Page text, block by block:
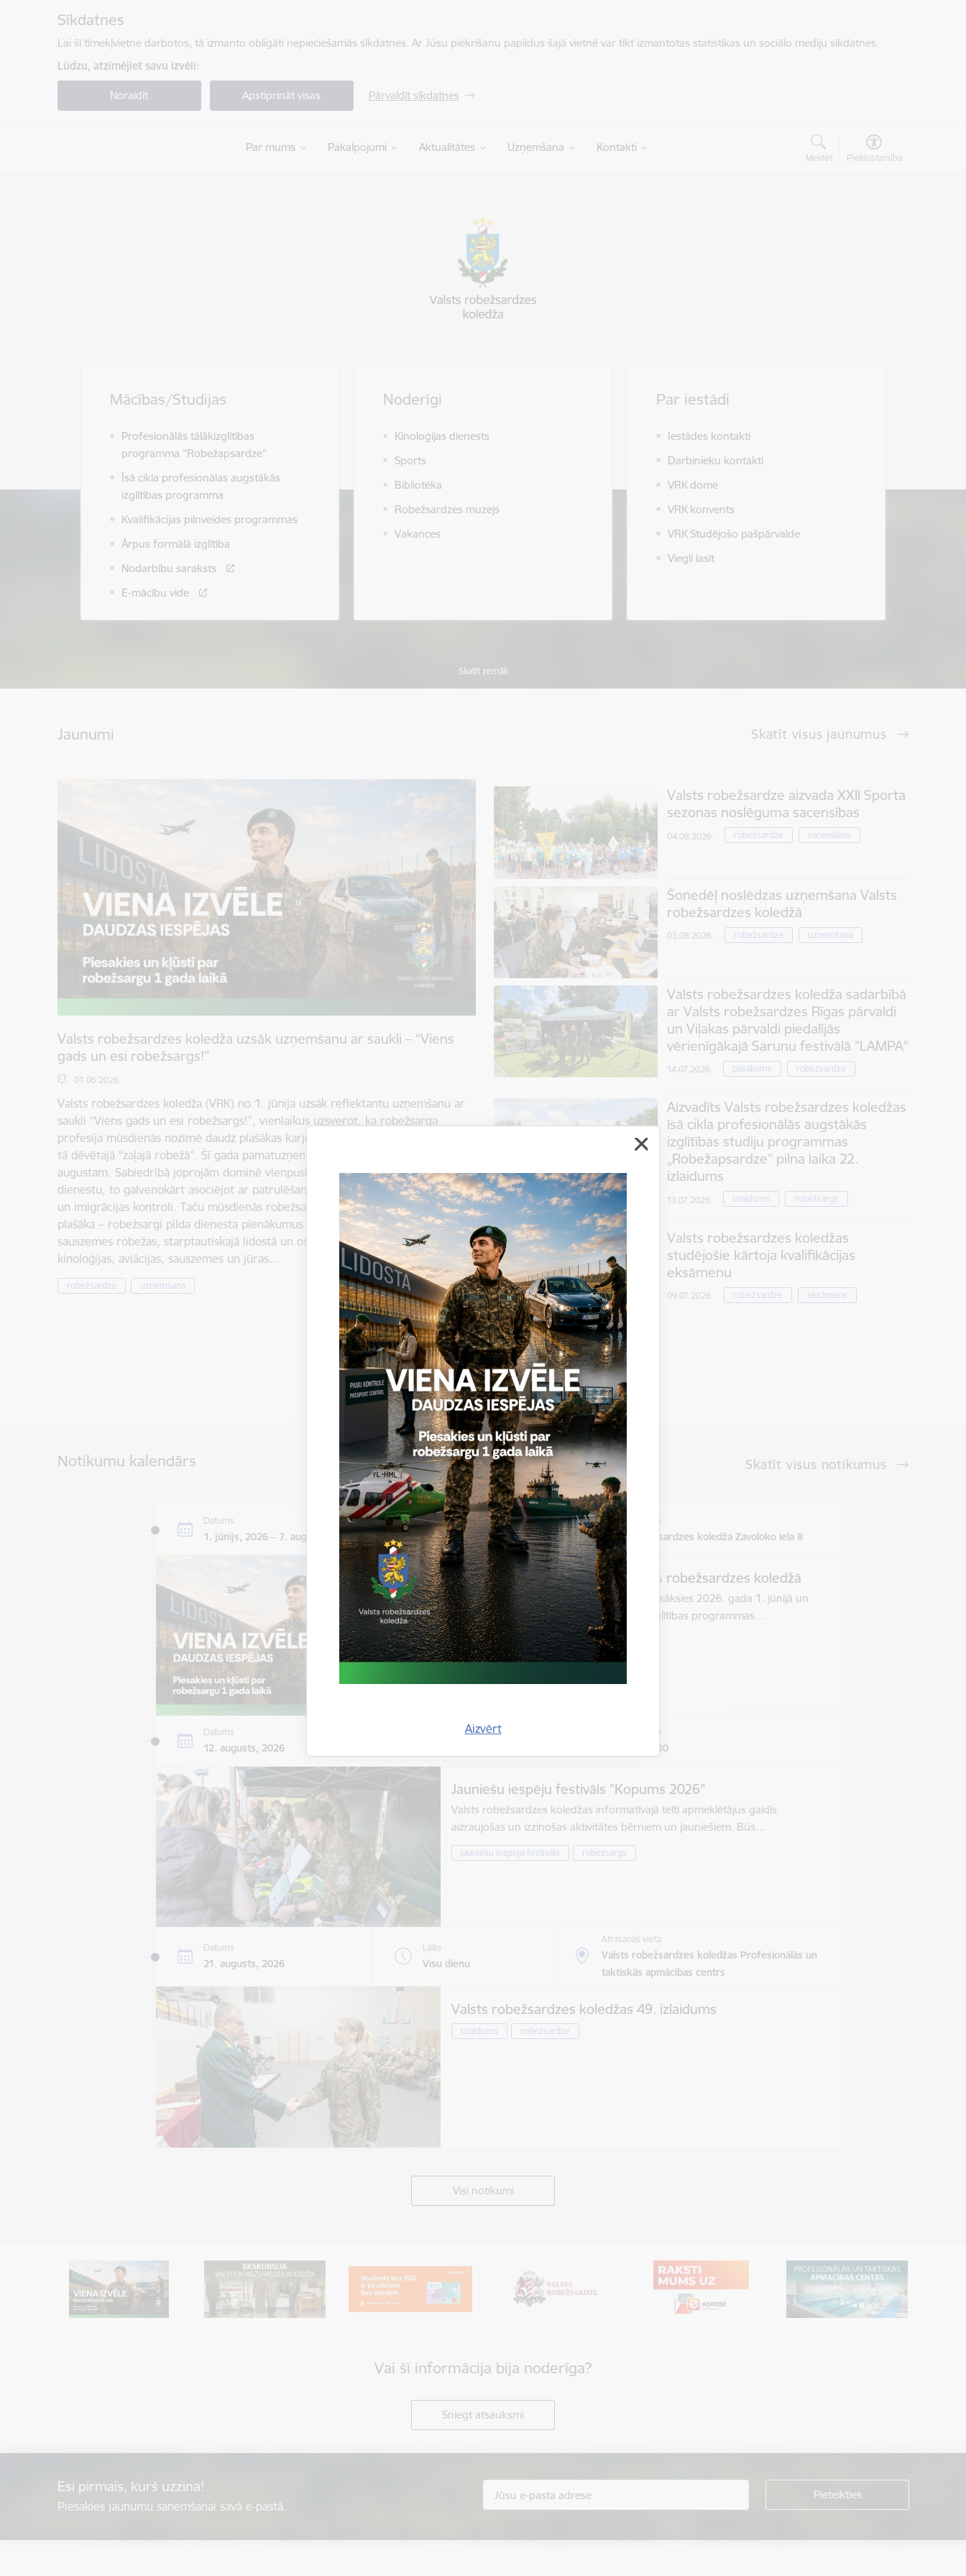
Sīkdatnes
Lai šī tīmekļvietne darbotos, tā izmanto obligāti nepieciešamās sīkdatnes. Ar Jūsu piekrišanu papildus šajā vietnē var tikt izmantotas statistikas un sociālo mediju sīkdatnes.
Lūdzu, atzīmējiet savu izvēli:
Noraidīt Apstiprināt visas Pārvaldīt sīkdatnes
Par mums Pakalpojumi Aktualitātes Uzņemšana Kontakti
Meklēt Piekļūstamība
Aizvērt
Mācības/Studijas
Profesionālās tālākizglītības
programma "Robežapsardze”
Īsā cikla profesionālas augstākās
izglītības programma
Kvalifikācijas pilnveides programmas
Ārpus formālā izglītība
Nodarbību saraksts
E-mācību vide
Noderīgi
Kinoloģijas dienests
Sports
Bibliotēka
Robežsardzes muzejs
Vakances
Par iestādi
Iestādes kontakti
Darbinieku kontakti
VRK dome
VRK konvents
VRK Studējošo pašpārvalde
Viegli lasīt
Skatīt zemāk
Jaunumi Skatīt visus jaunumus
Valsts robežsardzes koledža uzsāk uzņemšanu ar saukli – “Viens
gads un esi robežsargs!”
01.06.2026.
Valsts robežsardzes koledža (VRK) no 1. jūnija uzsāk reflektantu uzņemšanu ar
saukli “Viens gads un esi robežsargs!”, vienlaikus uzsverot, ka robežsarga
profesija mūsdienās nozīmē daudz plašākas karjeras iespējas nekā tikai dienestu
tā dēvētajā “zaļajā robežā”. Šī gada pamatuzņemšana noris no 1. jūnija līdz 7.
augustam. Sabiedrībā joprojām dominē vienpusīgs priekšstats par robežsarga
dienestu, to galvenokārt asociējot ar patrulēšanu uz Latvijas austrumu robežas
un imigrācijas kontroli. Taču mūsdienās robežsardzes atbildības joma ir daudz
plašāka – robežsargi pilda dienesta pienākumus robežšķērsošanas vietās uz
sauszemes robežas, starptautiskajā lidostā un ostās, imigrācijas kontroles,
kinoloģijas, aviācijas, sauszemes un jūras…
robežsardze uzņemšana
Valsts robežsardze aizvada XXII Sporta
sezonas noslēguma sacensības
04.08.2026. robežsardze sacensības
Šonedēļ noslēdzas uzņemšana Valsts
robežsardzes koledžā
03.08.2026. robežsardze uzņemšana
Valsts robežsardzes koledža sadarbībā
ar Valsts robežsardzes Rīgas pārvaldi
un Viļakas pārvaldi piedalījās
vērienīgākajā Sarunu festivālā "LAMPA"
14.07.2026. pasākums robežsardze
Aizvadīts Valsts robežsardzes koledžas
īsā cikla profesionālās augstākās
izglītības studiju programmas
„Robežapsardze” pilna laika 22.
izlaidums
13.07.2026. izlaidums robežsargs
Valsts robežsardzes koledžas
studējošie kārtoja kvalifikācijas
eksāmenu
09.07.2026. robežsardze eksāmens
Visi jaunumi
Notikumu kalendārs Skatīt visus notikumus
Datums
1. jūnijs, 2026 – 7. augusts, 2026
Laiks
Visu dienu
Atrašanās vieta
Valsts robežsardzes koledža Zavoloko iela 8
Pamatuzņemšana mācībām Valsts robežsardzes koledžā
Uzņemšana programmā „Robežapsardze” sāksies 2026. gada 1. jūnijā un
ilgs līdz 7. augustam. Profesionālās tālākizglītības programmas…
robežsardze uzņemšana
Datums
12. augusts, 2026
Atrašanās vieta
Stacijas iela 30
Jauniešu iespēju festivāls "Kopums 2026"
Valsts robežsardzes koledžas informatīvajā teltī apmeklētājus gaidīs
aizraujošas un izzinošas aktivitātes bērniem un jauniešiem. Būs…
jauniešu iespēju festivāls robežsargs
Datums
21. augusts, 2026
Laiks
Visu dienu
Atrašanās vieta
Valsts robežsardzes koledžas Profesionālās un
taktiskās apmācības centrs
Valsts robežsardzes koledžas 49. izlaidums
Izlaidums robežsardze
Visi notikumi
Vai šī informācija bija noderīga?
Sniegt atsauksmi
Esi pirmais, kurš uzzina!
Piesakies jaunumu saņemšanai savā e-pastā.